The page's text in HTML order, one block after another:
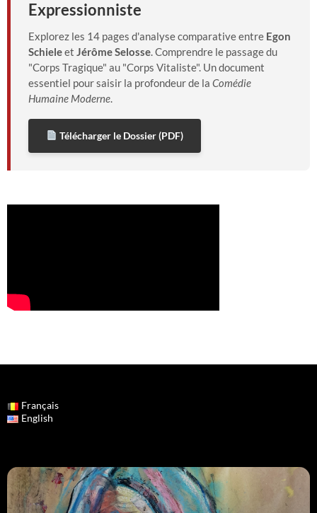
Expressionniste
Explorez les 14 pages d'analyse comparative entre Egon
Schieleet Jérôme Selosse. Comprendre le passage du
"Corps Tragique" au "Corps Vitaliste". Un document
essentiel pour saisir la profondeur de la Comédie
Humaine Moderne.
Télécharger le Dossier (PDF)
Français
English